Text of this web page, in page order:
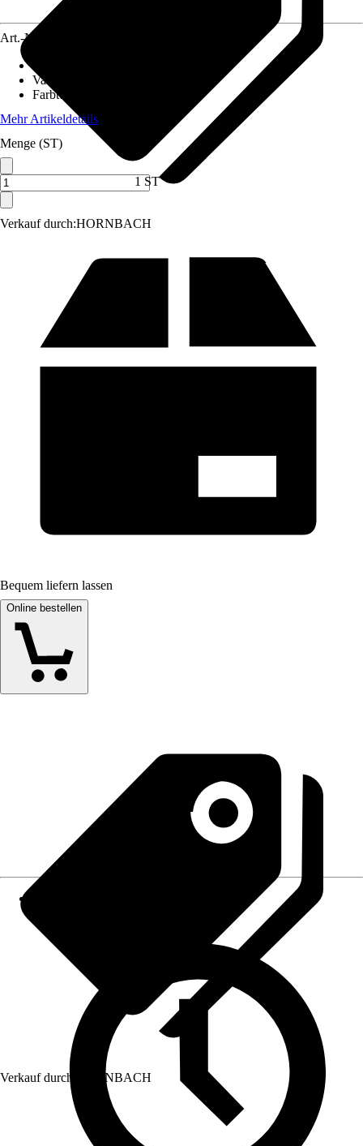
Verkauf durch:HORNBACH
Art.-Nr.
Variante
Farbton
Mehr Artikeldetails
Menge (ST)
1 ST
Bequem liefern lassen
Online bestellen
Verkauf durch: HORNBACH